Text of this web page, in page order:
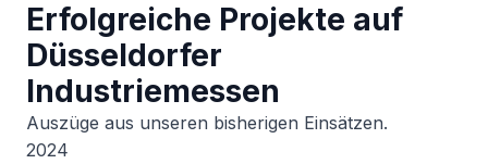
Erfolgreiche Projekte auf
Düsseldorfer
Industriemessen
Auszüge aus unseren bisherigen Einsätzen.
2024